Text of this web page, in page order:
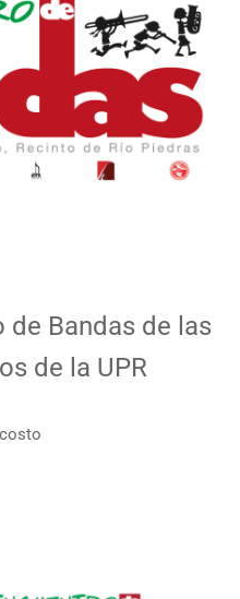
Bandas de las
de la UPR